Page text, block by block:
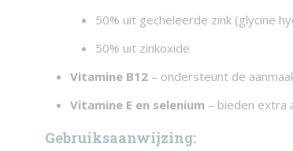
50% uit gecheleerde zink (glycine
50% uit zinkoxide
Vitamine B12 – ondersteunt de
Vitamine E en selenium – bieden extra
Gebruiksaanwijzing: